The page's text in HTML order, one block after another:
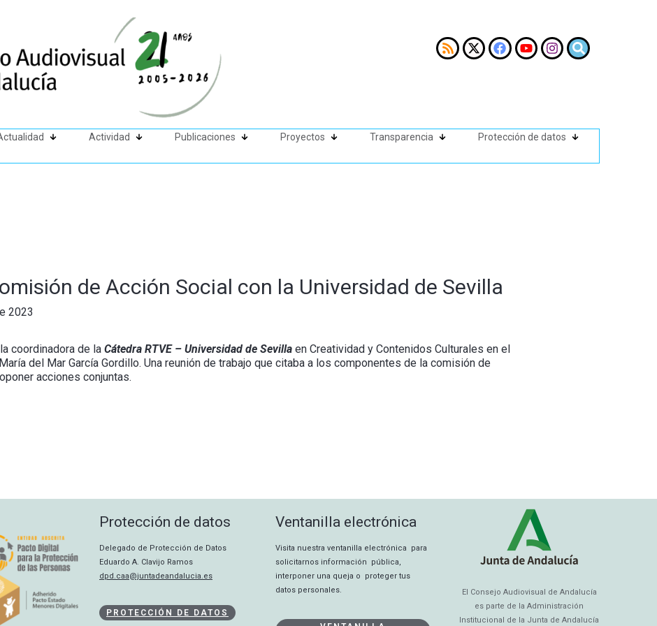
Actividad Publicaciones Proyectos Transparencia Protección de datos
de Acción Social con la Universidad de Sevilla
2023
coordinadora de laCátedra RTVE – Universidad de Sevilla en Creatividad y Contenidos Culturales en el
del Mar García Gordillo. Una reunión de trabajo que citaba a los componentes de la comisión de
acciones conjuntas.
Protección de datos
Delegado de Protección de Datos
Eduardo A. Clavijo Ramos
dpd.caa@juntadeandalucia.es
PROTECCIÓN DE DATOS
Ventanilla electrónica
Visita nuestra ventanilla electrónica para
solicitarnos información pública,
interponer una queja o proteger tus
datos personales.
El Consejo Audiovisual de Andalucía
es parte de la Administración
Institucional de la Junta de Andalucía